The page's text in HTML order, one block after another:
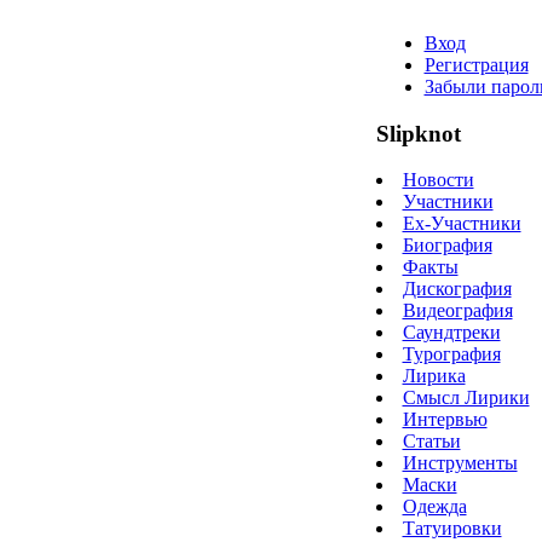
Вход
Регистрация
Забыли
Slipknot
Новости
Участники
Ex-Участники
Биография
Факты
Дискография
Видеография
Саундтреки
Турография
Лирика
Смысл Лирики
Интервью
Статьи
Инструменты
Маски
Одежда
Татуировки